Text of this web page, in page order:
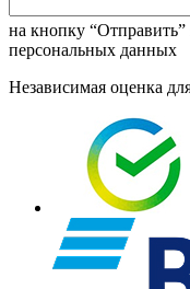
на кнопку “Отправить”
персональных данных
Независимая оценка